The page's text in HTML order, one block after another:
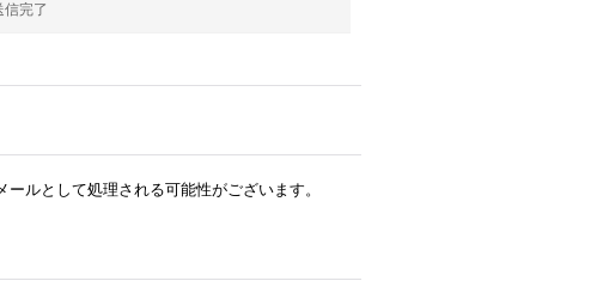
信完了
ルとして処理される可能性がございます。